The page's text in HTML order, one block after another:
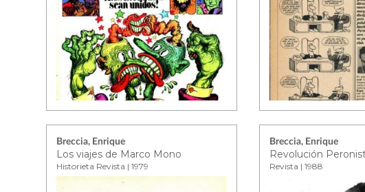
Breccia, Enrique
Los viajes de Marco Mono
Historieta Revista | 1979
Breccia, Enrique
Revolución
Revista | 1988